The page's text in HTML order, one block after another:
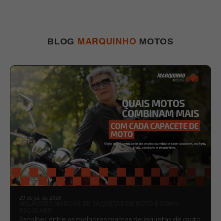
BLOG MARQUINHO MOTOS
29 de jul. de 2026
Escolher entre as melhores marcas de jaquetas de moto